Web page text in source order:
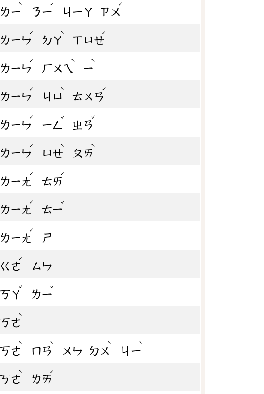
ㄌㄧ
ˋ
ㄋㄧ
ˊ
ㄐㄧㄚ ㄗㄨ
ˊ
ㄌㄧㄣ
ˊ
ㄉㄚ
ˋ
ㄒㄩㄝ
ˊ
ㄌㄧㄣ
ˊ
ㄏㄨㄟ
ˋ
ㄧ
ˋ
ㄌㄧㄣ
ˊ
ㄐㄩ
ˋ
ㄊㄨㄢ
ˊ
ㄌㄧㄣ
ˊ
ㄧㄥ
ˇ
ㄓㄢ
ˇ
ㄌㄧㄣ
ˊ
ㄩㄝ
ˋ
ㄆㄞ
ˋ
ㄌㄧㄤ
ˊ
ㄊㄞ
ˊ
ㄌㄧㄤ
ˊ
ㄊㄧ
ˇ
ㄌㄧㄤ
ˊ
ㄕ
ㄍㄜ
ˊ
ㄙㄣ
ㄎㄚ
ˇ
ㄌㄧ
ˇ
ㄎㄜ
ˋ
ㄎㄜ
ˋ
ㄇㄢ
ˋ
ㄨㄣ ㄉㄨ
ˋ
ㄐㄧ
ˋ
ㄎㄜ
ˋ
ㄌㄞ
ˊ